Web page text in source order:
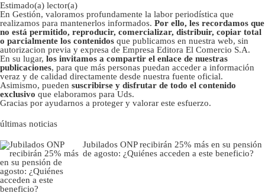
Estimado(a) lector(a)
En Gestión, valoramos profundamente la labor periodística que
realizamos para mantenerlos informados. Por ello, les recordamos que
no está permitido, reproducir, comercializar, distribuir, copiar total
o parcialmente los contenidos que publicamos en nuestra web, sin
autorizacion previa y expresa de Empresa Editora El Comercio S.A.
En su lugar, los invitamos a compartir el enlace de nuestras
publicaciones, para que más personas puedan acceder a información
veraz y de calidad directamente desde nuestra fuente oficial.
Asimismo, pueden suscribirse y disfrutar de todo el contenido
exclusivo que elaboramos para Uds.
Gracias por ayudarnos a proteger y valorar este esfuerzo.
últimas noticias
Jubilados ONP recibirán 25% más en su pensión
de agosto: ¿Quiénes acceden a este beneficio?